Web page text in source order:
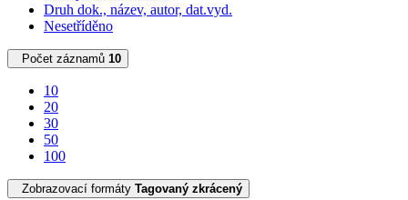
Druh dok., název, autor, dat.vyd.
Nesetříděno
Počet záznamů 10
10
20
30
50
100
Zobrazovací formáty Tagovaný zkrácený